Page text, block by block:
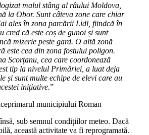
malul stâng al râului Moldova,
la Obor. Sunt câteva zone care chiar
ales în zona parcării Lidl, fiindcă în
cred că este coș de gunoi și sunt
mizerie peste gard. O altă zonă
este cea din zona fostului poligon.
Scorțanu, cea care coordonează
tip la nivelul Primăriei, a luat deja
și sunt multe echipe de elevi care au
inițiative.”
municipiului Roman
sub semnul condițiilor meteo. Dacă
această activitate va fi reprogramată.